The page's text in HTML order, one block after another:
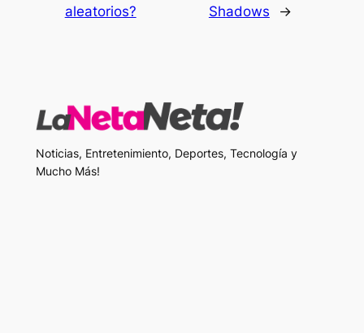
aleatorios?
Shadows
→
Noticias, Entretenimiento, Deportes, Tecnología y
Mucho Más!